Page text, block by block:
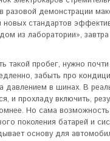
разовой демонстрации
новых стандартов
из лаборатории»,
такой пробег, нужно почти
забыть про
давлением в шинах. В
и прохладу включить,
Но сама
поколения батарей и
основу для